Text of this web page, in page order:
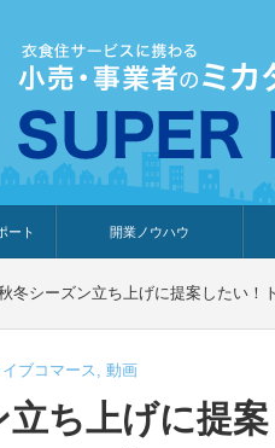
ート 開業ノウハウ
開業までの道のり
開業知識・情報
冬シーズン立ち上げに提案したい！
イブコマース, 動画
立ち上げに提